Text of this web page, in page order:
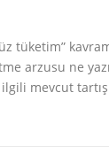
tüketim”
arzusu ne
mevcut